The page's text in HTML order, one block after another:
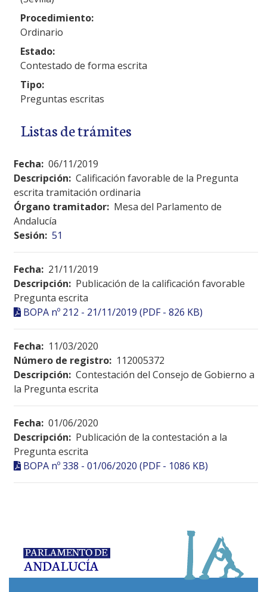
Procedimiento:
Ordinario
Estado:
Contestado de forma escrita
Tipo:
Preguntas escritas
Listas de trámites
Fecha: 06/11/2019
Descripción: Calificación favorable de la Pregunta
escrita tramitación ordinaria
Órgano tramitador: Mesa del Parlamento de
Andalucía
Sesión: 51
Fecha: 21/11/2019
Descripción: Publicación de la calificación favorable
Pregunta escrita
BOPA nº 212 - 21/11/2019 (PDF - 826 KB)
Fecha: 11/03/2020
Número de registro: 112005372
Descripción: Contestación del Consejo de Gobierno a
la Pregunta escrita
Fecha: 01/06/2020
Descripción: Publicación de la contestación a la
Pregunta escrita
BOPA nº 338 - 01/06/2020 (PDF - 1086 KB)